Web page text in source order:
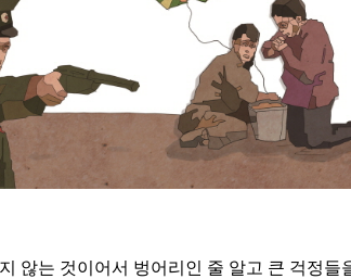
않는 것이어서 벙어리인 줄 알고 큰 걱정